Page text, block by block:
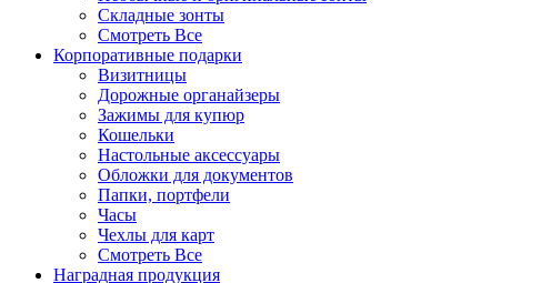
Складные зонты
Смотреть Все
Корпоративные подарки
Визитницы
Дорожные органайзеры
Зажимы для купюр
Кошельки
Настольные аксессуары
Обложки для документов
Папки, портфели
Часы
Чехлы для карт
Смотреть Все
Наградная продукция